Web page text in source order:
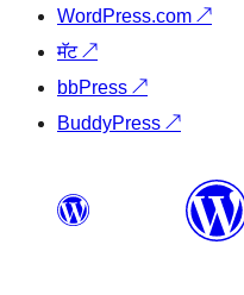
WordPress.com ↗
मॅट↗
bbPress ↗
BuddyPress ↗